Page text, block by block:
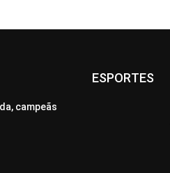
campeãs
ESPORTES